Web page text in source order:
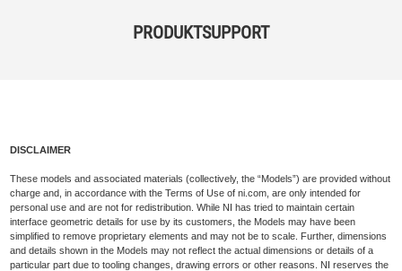
PRODUKTSUPPORT
DISCLAIMER
These models and associated materials (collectively, the “Models”) are provided without
charge and, in accordance with the Terms of Use of ni.com, are only intended for
personal use and are not for redistribution. While NI has tried to maintain certain
interface geometric details for use by its customers, the Models may have been
simplified to remove proprietary elements and may not be to scale. Further, dimensions
and details shown in the Models may not reflect the actual dimensions or details of a
particular part due to tooling changes, drawing errors or other reasons. NI reserves the